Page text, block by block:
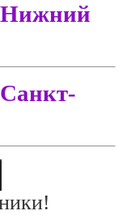
Нижний
Санкт-